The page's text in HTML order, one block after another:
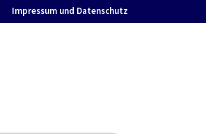
Impressum und Datenschutz